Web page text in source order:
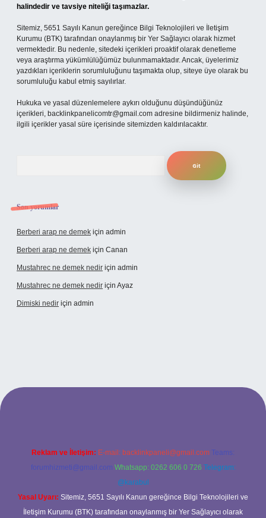
halindedir ve tavsiye niteliği taşımazlar.
Sitemiz, 5651 Sayılı Kanun gereğince Bilgi Teknolojileri ve İletişim
Kurumu (BTK) tarafından onaylanmış bir Yer Sağlayıcı olarak hizmet
vermektedir. Bu nedenle, sitedeki içerikleri proaktif olarak denetleme
veya araştırma yükümlülüğümüz bulunmamaktadır. Ancak, üyelerimiz
yazdıkları içeriklerin sorumluluğunu taşımakta olup, siteye üye olarak bu
sorumluluğu kabul etmiş sayılırlar.
Hukuka ve yasal düzenlemelere aykırı olduğunu düşündüğünüz
içerikleri, backlinkpanelicomtr@gmail.com adresine bildirmeniz halinde,
ilgili içerikler yasal süre içerisinde sitemizden kaldırılacaktır.
Son yorumlar
Berberi arap ne demek için admin
Berberi arap ne demek için Canan
Mustahrec ne demek nedir için admin
Mustahrec ne demek nedir için Ayaz
Dimiski nedir için admin
tulipbett.net/
Reklam ve İletişim: E-mail: backlinkpaneli@gmail.com Teams:
forumhizmeti@gmail.com Whatsapp: 0262 606 0 726 Telegram:
@karabul
Yasal Uyarı: Sitemiz, 5651 Sayılı Kanun gereğince Bilgi Teknolojileri ve
İletişim Kurumu (BTK) tarafından onaylanmış bir Yer Sağlayıcı olarak